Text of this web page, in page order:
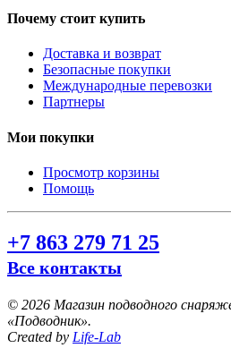
Почему стоит купить
Доставка и возврат
Безопасные покупки
Международные перевозки
Партнеры
Мои покупки
Просмотр корзины
Помощь
+7 863 279 71 25
Все контакты
© 2026 Магазин подводного
«Подводник».
Created by Life-Lab